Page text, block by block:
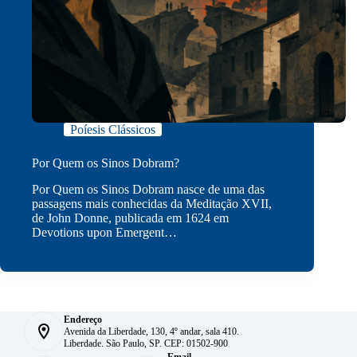
Poíesis Clássicos
Por Quem os Sinos Dobram?
Por Quem os Sinos Dobram nasce de uma das
passagens mais conhecidas da Meditação XVII,
de John Donne, publicada em 1624 em
Devotions upon Emergent…
Endereço
Avenida da Liberdade, 130, 4º andar, sala 410.
Liberdade. São Paulo, SP. CEP: 01502-900